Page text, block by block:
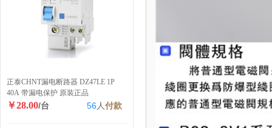
正泰CHNT漏电断路器 DZ47LE 1P
40A 带漏电保护 原装正品
￥28.00/台 56人付款